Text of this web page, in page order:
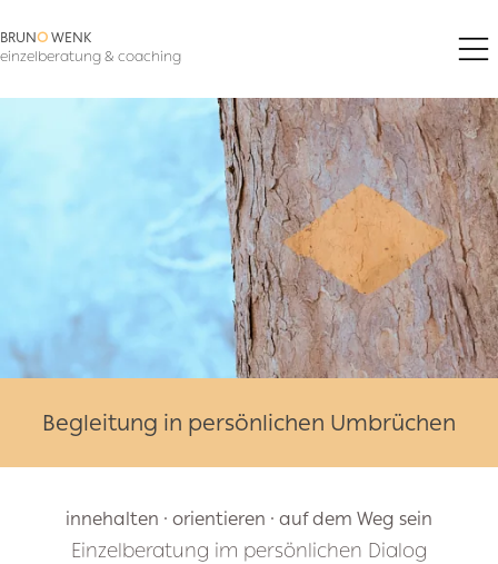
BRUNOWENK
einzelberatung & coachingBruno Wenk Einzelberatung & Coaching
Begleitung in persönlichen Umbrüchen
innehalten · orientieren · auf dem Weg sein
Einzelberatung im persönlichen Dialog